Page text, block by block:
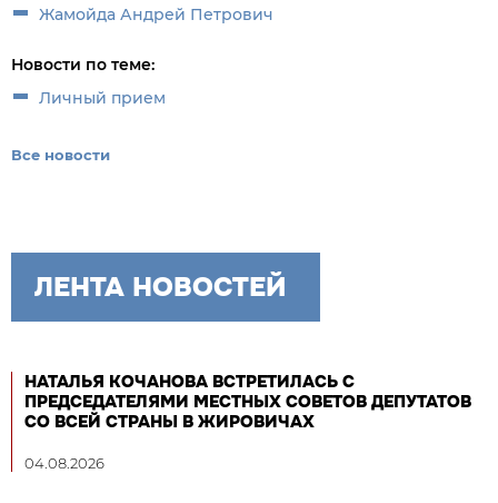
Жамойда Андрей Петрович
Новости по теме:
Личный прием
Все новости
ЛЕНТА НОВОСТЕЙ
НАТАЛЬЯ КОЧАНОВА ВСТРЕТИЛАСЬ С
ПРЕДСЕДАТЕЛЯМИ МЕСТНЫХ СОВЕТОВ ДЕПУТАТОВ
СО ВСЕЙ СТРАНЫ В ЖИРОВИЧАХ
04.08.2026